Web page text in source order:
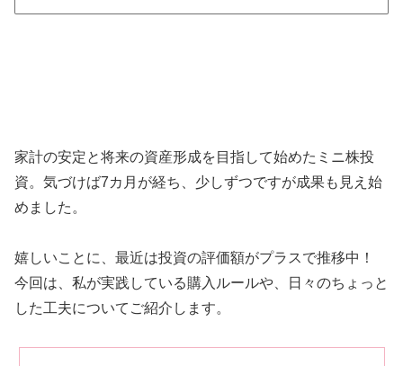
家計の安定と将来の資産形成を目指して始めたミニ株投
資。気づけば7カ月が経ち、少しずつですが成果も見え始
めました。
嬉しいことに、最近は投資の評価額がプラスで推移中！
今回は、私が実践している購入ルールや、日々のちょっと
した工夫についてご紹介します。